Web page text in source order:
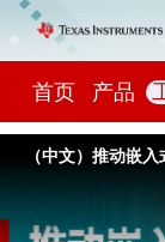
首页 产品
（中文）推动嵌